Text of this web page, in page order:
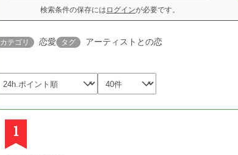
検索条件の保存には ログインが必要です。
カテゴリ 恋愛 タグ アーティストとの恋
1